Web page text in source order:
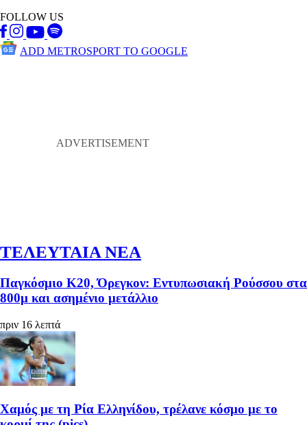
FOLLOW US
ADD METROSPORT TO GOOGLE
ΤΕΛΕΥΤΑΙΑ ΝΕΑ
Παγκόσμιο Κ20, Όρεγκον: Εντυπωσιακή Ρούσσου στα
800μ και ασημένιο μετάλλιο
πριν 16 λεπτά
Χαμός με τη Ρία Ελληνίδου, τρέλανε κόσμο με το